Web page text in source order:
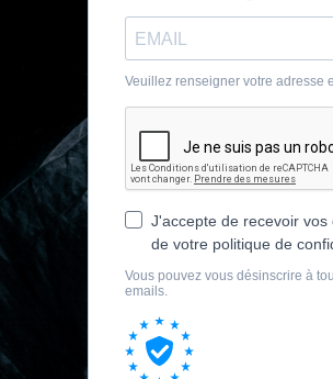
Veuillez renseigner votre adresse
J'accepte de recevoir
de votre politique de
Vous pouvez vous désinscrire à
emails.